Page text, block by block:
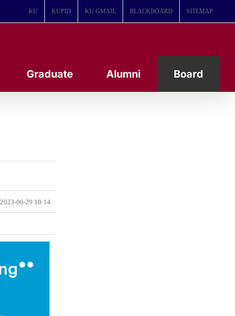
KU KUPID KU GMAIL BLACKBOARD SITEMAP
Graduate Alumni Board
2023-06-29 10:14